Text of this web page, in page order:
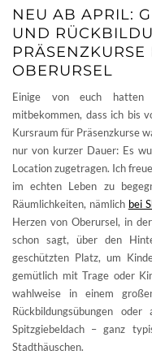
NEU AB APRIL:
UND
OBERURSEL
Einige von euch hatten
mitbekommen, dass ich bis
Kursraum für Präsenzkurse
nur von kurzer Dauer: Es
Location zugetragen. Ich
im echten Leben zu
Räumlichkeiten, nämlich bei
Herzen von Oberursel, in
schon sagt, über den
geschützten Platz, um
gemütlich mit Trage oder
wahlweise in einem
Rückbildungsübungen
Spitzgiebeldach – ganz
Stadthäuschen.